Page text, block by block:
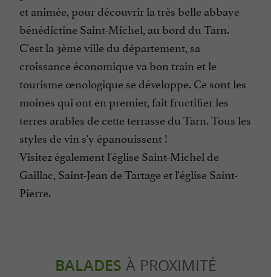
et animée, pour découvrir la très belle abbaye
bénédictine Saint-Michel, au bord du Tarn.
C'est la 3ème ville du département, sa
croissance économique va bon train et le
tourisme œnologique se développe. Ce sont les
moines qui ont en premier, fait fructifier les
terres arables de cette terrasse du Tarn. Tous les
styles de vin s'y épanouissent !
Visitez également l'église Saint-Michel de
Gaillac, Saint-Jean de Tartage et l'église Saint-
Pierre.
BALADES À PROXIMITÉ